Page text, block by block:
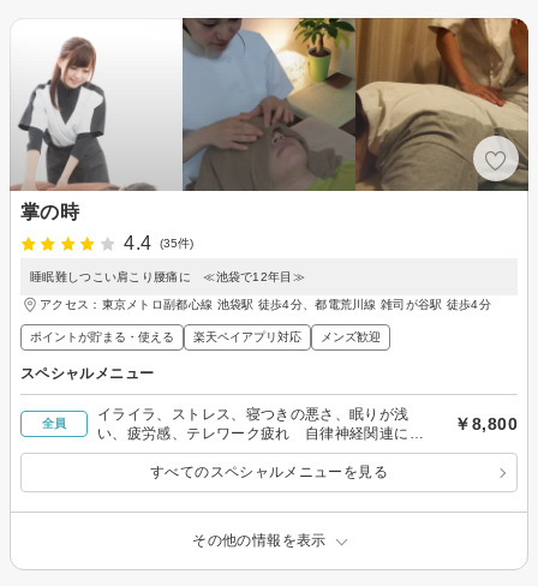
掌の時
4.4
(35件)
睡眠難しつこい肩こり腰痛に ≪池袋で12年目≫
アクセス：東京メトロ副都心線 池袋駅 徒歩4分、都電荒川線 雑司が谷駅 徒歩4分
ポイントが貯まる・使える 楽天ペイアプリ対応 メンズ歓迎
スペシャルメニュー
全員
イライラ、ストレス、寝つきの悪さ、眠りが浅
い、疲労感、テレワーク疲れ 自律神経関連に特
化したコース
￥8,800
すべてのスペシャルメニューを見る
その他の情報を表示